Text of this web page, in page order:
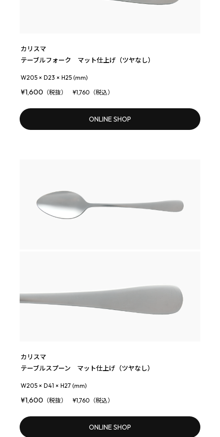
カリスマ
テーブルフォーク マット仕上げ（ツヤなし）
W205 × D23 × H25 (mm)
¥1,600 （税抜） ¥1,760（税込）
ONLINE SHOP
カリスマ
テーブルスプーン マット仕上げ（ツヤなし）
W205 × D41 × H27 (mm)
¥1,600 （税抜） ¥1,760（税込）
ONLINE SHOP